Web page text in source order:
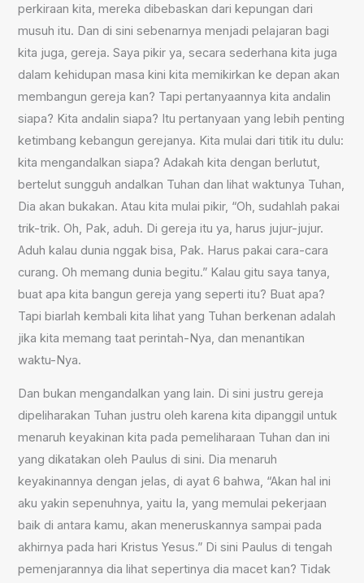
perkiraan kita, mereka dibebaskan dari kepungan dari
musuh itu. Dan di sini sebenarnya menjadi pelajaran bagi
kita juga, gereja. Saya pikir ya, secara sederhana kita juga
dalam kehidupan masa kini kita memikirkan ke depan akan
membangun gereja kan? Tapi pertanyaannya kita andalin
siapa? Kita andalin siapa? Itu pertanyaan yang lebih penting
ketimbang kebangun gerejanya. Kita mulai dari titik itu dulu:
kita mengandalkan siapa? Adakah kita dengan berlutut,
bertelut sungguh andalkan Tuhan dan lihat waktunya Tuhan,
Dia akan bukakan. Atau kita mulai pikir, “Oh, sudahlah pakai
trik-trik. Oh, Pak, aduh. Di gereja itu ya, harus jujur-jujur.
Aduh kalau dunia nggak bisa, Pak. Harus pakai cara-cara
curang. Oh memang dunia begitu.” Kalau gitu saya tanya,
buat apa kita bangun gereja yang seperti itu? Buat apa?
Tapi biarlah kembali kita lihat yang Tuhan berkenan adalah
jika kita memang taat perintah-Nya, dan menantikan
waktu-Nya.
Dan bukan mengandalkan yang lain. Di sini justru gereja
dipeliharakan Tuhan justru oleh karena kita dipanggil untuk
menaruh keyakinan kita pada pemeliharaan Tuhan dan ini
yang dikatakan oleh Paulus di sini. Dia menaruh
keyakinannya dengan jelas, di ayat 6 bahwa, “Akan hal ini
aku yakin sepenuhnya, yaitu Ia, yang memulai pekerjaan
baik di antara kamu, akan meneruskannya sampai pada
akhirnya pada hari Kristus Yesus.” Di sini Paulus di tengah
pemenjarannya dia lihat sepertinya dia macet kan? Tidak